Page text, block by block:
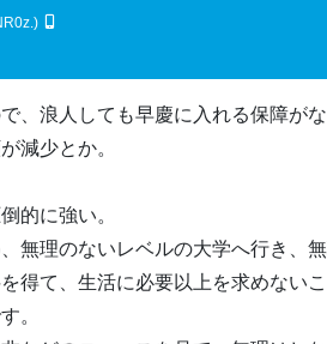
、浪人しても早慶に入れる保障が
減少とか。
的に強い。
無理のないレベルの大学へ行き、
得て、生活に必要以上を求めない
。